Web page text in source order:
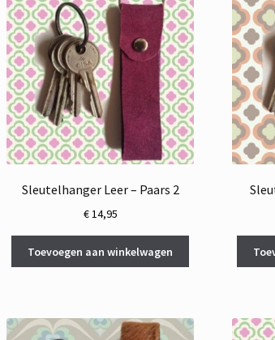
Sleutelhanger Leer – Paars 2
€14,95
Toevoegen aan winkelwagen